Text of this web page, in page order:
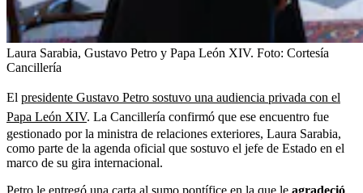
Laura Sarabia, Gustavo Petro y Papa León XIV. Foto: Cortesía
Cancillería
El presidente Gustavo Petro sostuvo una audiencia privada con el
Papa León XIV. La Cancillería confirmó que ese encuentro fue
gestionado por la ministra de relaciones exteriores, Laura Sarabia,
como parte de la agenda oficial que sostuvo el jefe de Estado en el
marco de su gira internacional.
Petro le entregó una carta al sumo pontífice en la que le agradeció